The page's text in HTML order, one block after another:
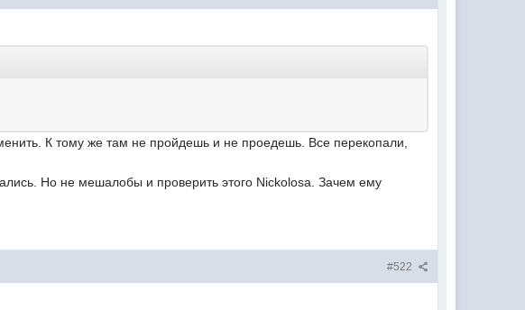
К тому же там не пройдешь и не проедешь. Все перекопали,
Hо не мешалобы и проверить этого Nickolosa. Зачем ему
#522